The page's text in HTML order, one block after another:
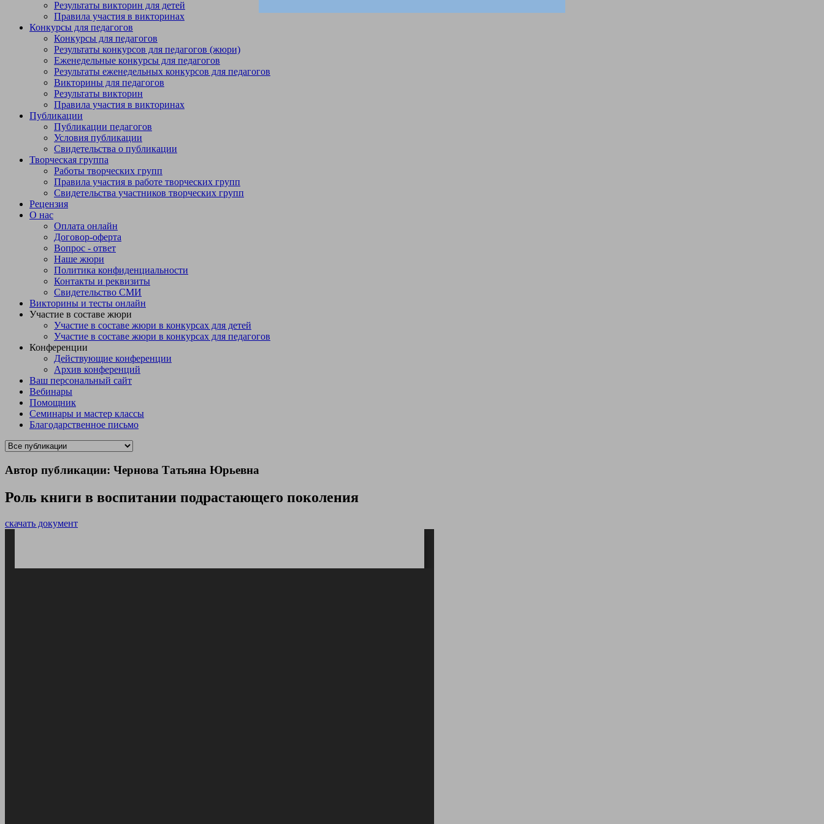
Результаты викторин для детей
Правила участия в викторинах
Конкурсы для педагогов
Конкурсы для педагогов
Результаты конкурсов для педагогов (жюри)
Еженедельные конкурсы для педагогов
Результаты еженедельных конкурсов для педагогов
Викторины для педагогов
Результаты викторин
Правила участия в викторинах
Публикации
Публикации педагогов
Условия публикации
Свидетельства о публикации
Творческая группа
Работы творческих групп
Правила участия в работе творческих групп
Свидетельства участников творческих групп
Рецензия
О нас
Оплата онлайн
Договор-оферта
Вопрос - ответ
Наше жюри
Политика конфиденциальности
Контакты и реквизиты
Свидетельство СМИ
Викторины и тесты онлайн
Участие в составе жюри
Участие в составе жюри в конкурсах для детей
Участие в составе жюри в конкурсах для педагогов
Конференции
Действующие конференции
Архив конференций
Ваш персональный сайт
Вебинары
Помощник
Семинары и мастер классы
Благодарственное письмо
Автор публикации: Чернова Татьяна Юрьевна
Роль книги в воспитании подрастающего поколения
скачать документ